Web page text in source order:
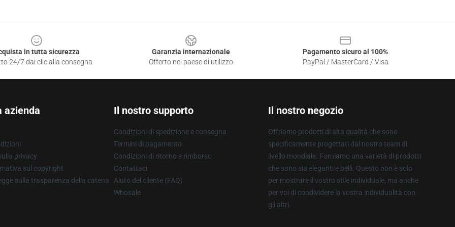
in tutta sicurezza
24/7 dai clic alla consegna
Garanzia internazionale
Offerto nel paese di utilizzo
Pagamento sicuro al 100%
PayPal / MasterCard / Visa
azienda
privacy
sul copyright
sulla trasparenza della catena
Il nostro supporto
Condizioni di spedizione e consegna
Termini di pagamento
Condizioni di ritorno e rimborso
Contattaci
Aiuto del cliente (FAQ)
Whosale
Il nostro negozio
Offriamo prodotti di alta qualità che sono
specificamente progettati dal nostro team di
livello mondiale. Forniamo una varietà di prodotti
che sono sia eleganti e belli. Questo non è solo
per mostrare il vostro stile individuale, ma anche
per voi di condividere la vostra individualità con
gli altri.